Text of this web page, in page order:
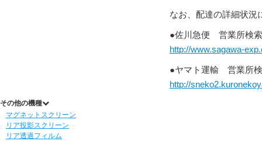
なお、配達の詳細状況
●佐川急便 営業所検
http://www.sagawa-
●ヤマト運輸 営業所
http://
その他の機種
マグネットスクリーン
リア投影スクリーン
リア透過フィルム